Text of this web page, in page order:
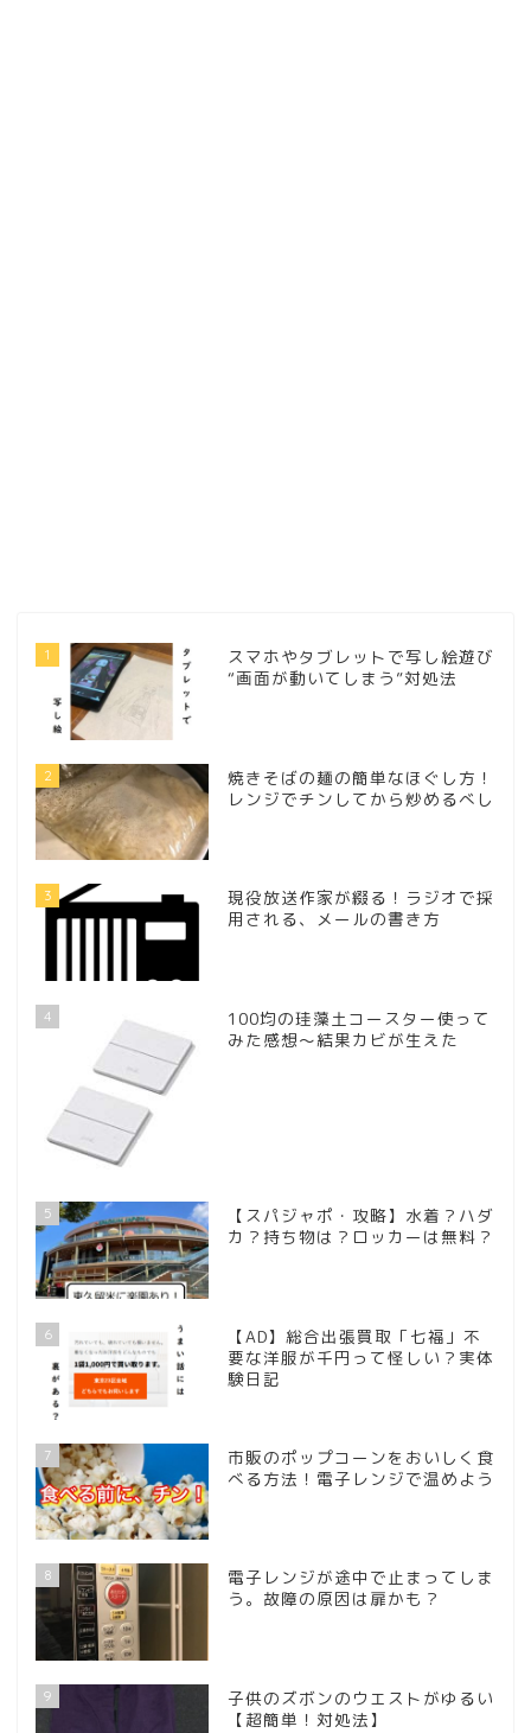
1
スマホやタブレットで写し絵遊び
“画面が動いてしまう”対処法
2
焼きそばの麺の簡単なほぐし方！
レンジでチンしてから炒めるべし
3
現役放送作家が綴る！ラジオで採
用される、メールの書き方
4
100均の珪藻土コースター使って
みた感想～結果カビが生えた
5
【スパジャポ・攻略】水着？ハダ
カ？持ち物は？ロッカーは無料？
6
【AD】総合出張買取「七福」不
要な洋服が千円って怪しい？実体
験日記
7
市販のポップコーンをおいしく食
べる方法！電子レンジで温めよう
8
電子レンジが途中で止まってしま
う。故障の原因は扉かも？
9
子供のズボンのウエストがゆるい
【超簡単！対処法】